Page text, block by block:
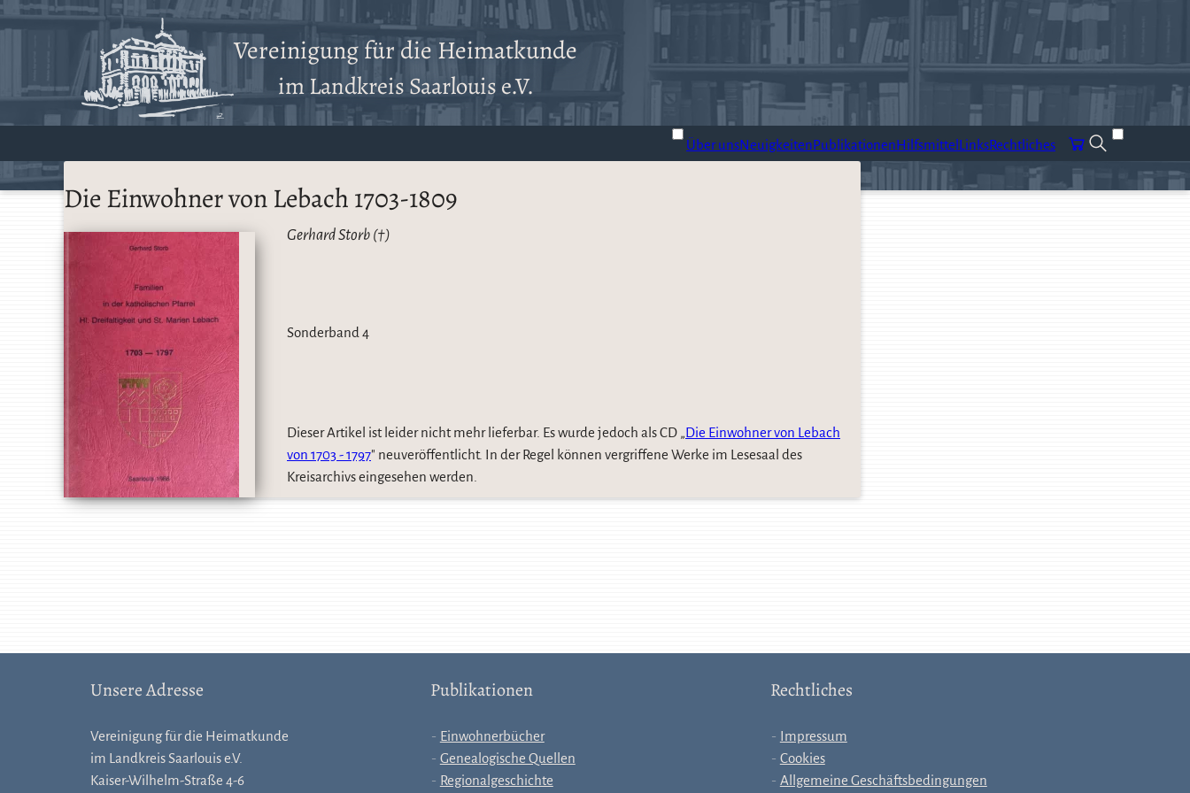
Vereinigung für die Heimatkunde
im Landkreis Saarlouis e.V.
Über unsNeuigkeitenPublikationenHilfsmittel LinksRechtliches
Die Einwohner von Lebach 1703-1809
Gerhard Storb (†)
Sonderband 4
Dieser Artikel ist leider nicht mehr lieferbar. Es wurde jedoch als CD „Die Einwohner von Lebach
von 1703 - 1797" neuveröffentlicht. In der Regel können vergriffene Werke im Lesesaal des
Kreisarchivs eingesehen werden.
Unsere Adresse
Vereinigung für die Heimatkunde
im Landkreis Saarlouis e.V.
Kaiser-Wilhelm-Straße 4-6
Publikationen
Einwohnerbücher
Genealogische Quellen
Regionalgeschichte
Rechtliches
Impressum
Cookies
Allgemeine Geschäftsbedingungen